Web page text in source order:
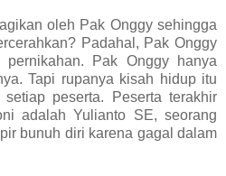
oleh Pak Onggy sehingga
Padahal, Pak Onggy
pernikahan. Pak Onggy hanya
Tapi rupanya kisah hidup itu
peserta. Peserta terakhir
adalah Yulianto SE, seorang
bunuh diri karena gagal dalam